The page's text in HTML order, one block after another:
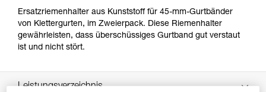
Ersatzriemenhalter aus Kunststoff für 45-mm-Gurtbänder
von Klettergurten, im Zweierpack. Diese Riemenhalter
gewährleisten, dass überschüssiges Gurtband gut verstaut
ist und nicht stört.
Leistungsverzeichnis